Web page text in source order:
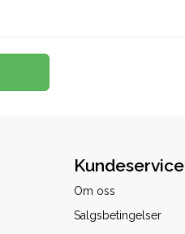
Kundeservice
Om oss
Salgsbetingelser